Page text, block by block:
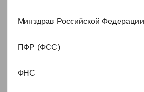
Минздрав Российской Федерации
ПФР (ФСС)
ФНС